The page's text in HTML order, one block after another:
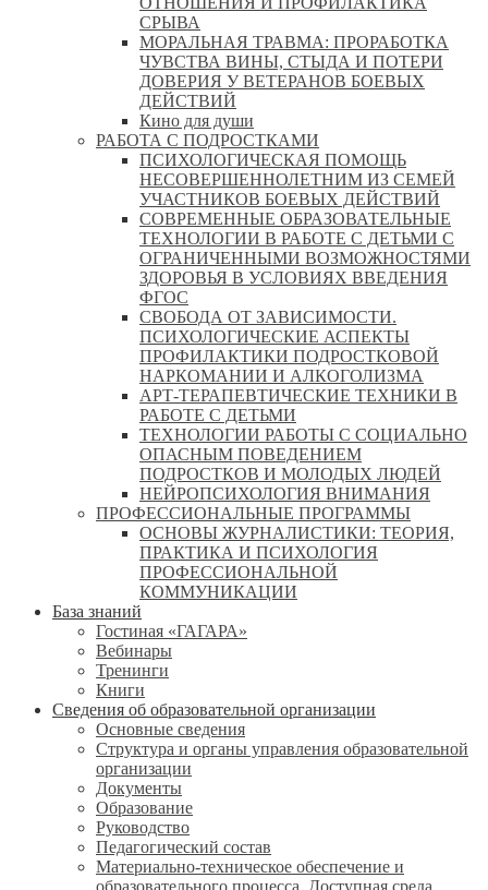
СРЫВА
МОРАЛЬНАЯ ТРАВМА: ПРОРАБОТКА
ЧУВСТВА ВИНЫ, СТЫДА И ПОТЕРИ
ДОВЕРИЯ У ВЕТЕРАНОВ БОЕВЫХ
ДЕЙСТВИЙ
Кино для души
РАБОТА С ПОДРОСТКАМИ
ПСИХОЛОГИЧЕСКАЯ ПОМОЩЬ
НЕСОВЕРШЕННОЛЕТНИМ ИЗ СЕМЕЙ
УЧАСТНИКОВ БОЕВЫХ ДЕЙСТВИЙ
СОВРЕМЕННЫЕ ОБРАЗОВАТЕЛЬНЫЕ
ТЕХНОЛОГИИ В РАБОТЕ С ДЕТЬМИ С
ОГРАНИЧЕННЫМИ ВОЗМОЖНОСТЯМИ
ЗДОРОВЬЯ В УСЛОВИЯХ ВВЕДЕНИЯ
ФГОС
СВОБОДА ОТ ЗАВИСИМОСТИ.
ПСИХОЛОГИЧЕСКИЕ АСПЕКТЫ
ПРОФИЛАКТИКИ ПОДРОСТКОВОЙ
НАРКОМАНИИ И АЛКОГОЛИЗМА
АРТ-ТЕРАПЕВТИЧЕСКИЕ ТЕХНИКИ В
РАБОТЕ С ДЕТЬМИ
ТЕХНОЛОГИИ РАБОТЫ С СОЦИАЛЬНО
ОПАСНЫМ ПОВЕДЕНИЕМ
ПОДРОСТКОВ И МОЛОДЫХ ЛЮДЕЙ
НЕЙРОПСИХОЛОГИЯ ВНИМАНИЯ
ПРОФЕССИОНАЛЬНЫЕ ПРОГРАММЫ
ОСНОВЫ ЖУРНАЛИСТИКИ: ТЕОРИЯ,
ПРАКТИКА И ПСИХОЛОГИЯ
ПРОФЕССИОНАЛЬНОЙ
КОММУНИКАЦИИ
База знаний
Гостиная «ГАГАРА»
Вебинары
Тренинги
Книги
Сведения об образовательной организации
Основные сведения
Структура и органы управления образовательной
организации
Документы
Образование
Руководство
Педагогический состав
Материально-техническое обеспечение и
образовательного процесса. Доступная среда.